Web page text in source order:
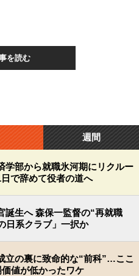
を読む
週間
学部から就職氷河期にリクルー
で辞めて役者の道へ
誕生へ 森保一監督の“再就職
日系クラブ」一択か
立の裏に致命的な“前科”…ここ
値が低かったワケ